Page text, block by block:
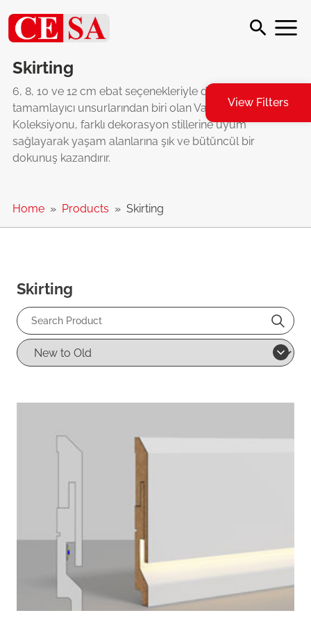
Skirting
6, 8, 10 ve 12 cm ebat seçenekleriyle dekorasyonun
tamamlayıcı unsurlarından biri olan VarioClic Süpürgelik
Koleksiyonu, farklı dekorasyon stillerine uyum
sağlayarak yaşam alanlarına şık ve bütüncül bir
dokunuş kazandırır.
Home Products Skirting
View Filters
Skirting